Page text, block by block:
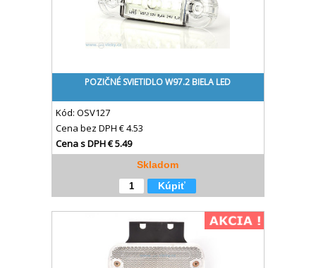
POZIČNÉ SVIETIDLO W97.2 BIELA LED
Kód: OSV127
Cena bez DPH € 4.53
Cena s DPH€ 5.49
Skladom
Kúpiť